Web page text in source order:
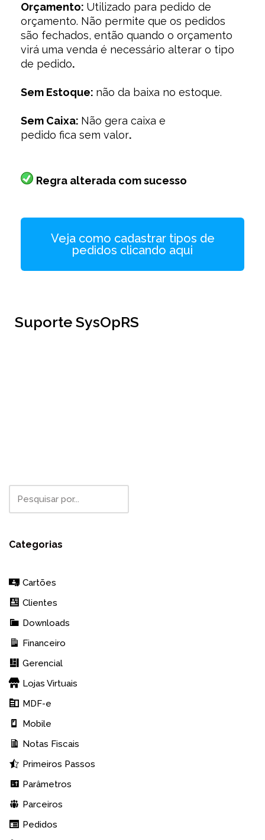
Orçamento: Utilizado para pedido de
orçamento. Não permite que os pedidos
são fechados, então quando o orçamento
virá uma venda é necessário alterar o tipo
de pedido.
Sem Estoque: não da baixa no estoque.
Sem Caixa: Não gera caixa e
pedido fica sem valor.
Regra alterada com sucesso
Veja como cadastrar tipos de
pedidos clicando aqui
Suporte SysOpRS
Categorias
Cartões
Clientes
Downloads
Financeiro
Gerencial
Lojas Virtuais
MDF-e
Mobile
Notas Fiscais
Primeiros Passos
Parâmetros
Parceiros
Pedidos